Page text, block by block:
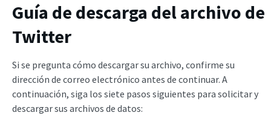
Guía de descarga del archivo de
Twitter
Si se pregunta cómo descargar su archivo, confirme su
dirección de correo electrónico antes de continuar. A
continuación, siga los siete pasos siguientes para solicitar y
descargar sus archivos de datos: